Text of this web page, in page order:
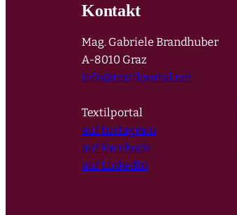
Kontakt
Mag. Gabriele Brandhuber
A-8010 Graz
info@textilportal.net
Textilportal
auf Instagram
auf Facebook
auf LinkedIn